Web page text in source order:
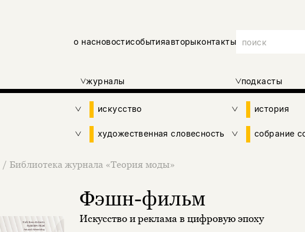
о насновостисобытияавторыконтакты
журналы подкасты
искусство история
художественная словесность собрание
/ Библиотека журнала «Теория моды»
Фэшн-фильм
Искусство и реклама в цифровую эпоху